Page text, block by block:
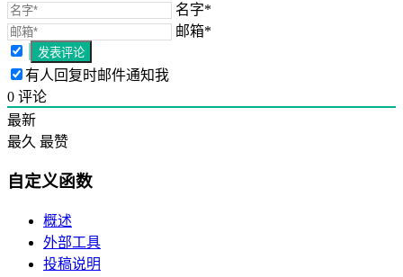
名字*
邮箱*
有人回复时邮件通知我
0 评论
最新
最久 最赞
自定义函数
概述
外部工具
投稿说明